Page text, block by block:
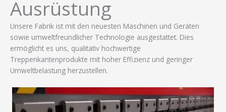
Ausrüstung
Unsere Fabrik ist mit den neuesten Maschinen und Geräten
sowie umweltfreundlicher Technologie ausgestattet. Dies
ermöglicht es uns, qualitativ hochwertige
Treppenkantenprodukte mit hoher Effizienz und geringer
Umweltbelastung herzustellen.